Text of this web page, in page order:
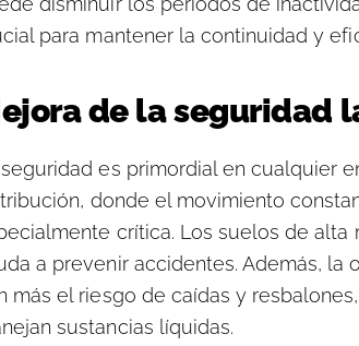
para mantener la continuidad y
de la seguridad
es primordial en cualquier
donde el movimiento
crítica. Los suelos de
a prevenir accidentes. Además,
más el riesgo de caídas y
sustancias líquidas.